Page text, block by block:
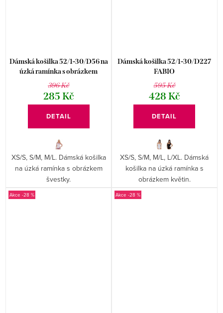
Dámská košilka 52/1-30/D56 na
úzká ramínka s obrázkem
švestky Fabio
396 Kč
285 Kč
DETAIL
XS/S, S/M, M/L. Dámská košilka
na úzká ramínka s obrázkem
švestky.
Dámská košilka 52/1-30/D227
FABIO
595 Kč
428 Kč
DETAIL
XS/S, S/M, M/L, L/XL. Dámská
košilka na úzká ramínka s
obrázkem květin.
-28 % -28 %